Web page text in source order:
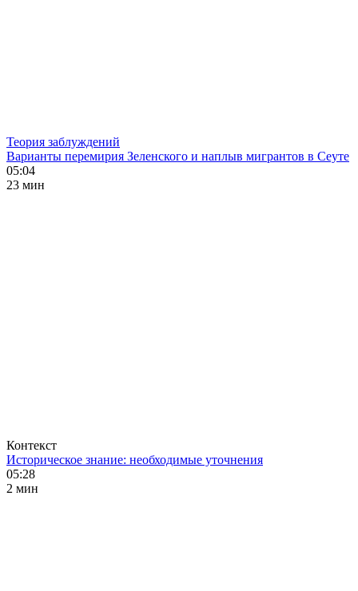
Теория заблуждений
Варианты перемирия Зеленского и наплыв мигрантов в Сеуте
05:04
23 мин
Контекст
Историческое знание: необходимые уточнения
05:28
2 мин